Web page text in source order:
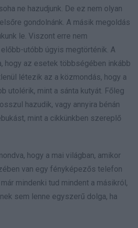
ne hazudjunk. De ez nem olyan
gondolnánk. A másik megoldás
le. Viszont erre nem
utóbb úgyis megtörténik. A
hogy az esetek többségében inkább
létezik az a közmondás, hogy a
utolérik, mint a sánta kutyát. Főleg
hazudik, vagy annyira bénán
mint a cikkünkben szereplő
hogy a mai világban, amikor
van egy fényképezős telefon
mindenki tud mindent a másikról,
sem lenne egyszerű dolga, ha